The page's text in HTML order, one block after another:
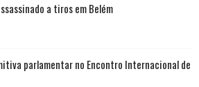
a tiros em Belém
parlamentar no Encontro Internacional de